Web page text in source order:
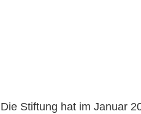
Die Stiftung hat im Januar